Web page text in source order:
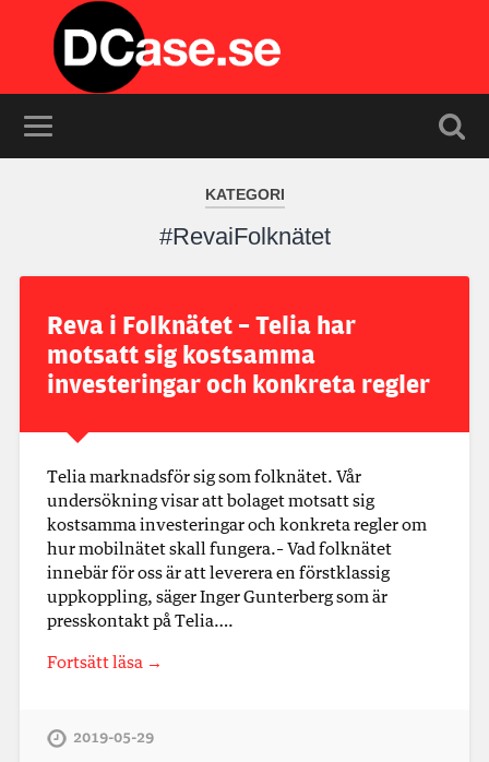
KATEGORI
#RevaiFolknätet
Reva i Folknätet – Telia har
motsatt sig kostsamma
investeringar och konkreta regler
Telia marknadsför sig som folknätet. Vår
undersökning visar att bolaget motsatt sig
kostsamma investeringar och konkreta regler om
hur mobilnätet skall fungera.– Vad folknätet
innebär för oss är att leverera en förstklassig
uppkoppling, säger Inger Gunterberg som är
presskontakt på Telia….
Fortsätt läsa →
2019-05-29